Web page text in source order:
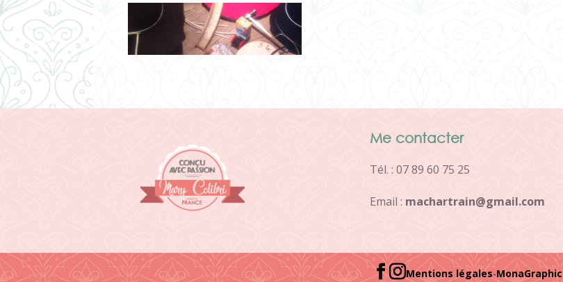
Me contacter
Tél. : 07 89 60 75 25
Email : machartrain@gmail.com
Mentions légales-MonaGraphic